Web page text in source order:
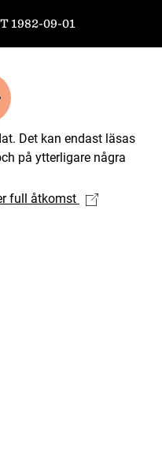
1982-09-01
Det kan endast läsas
på ytterligare några
full åtkomst